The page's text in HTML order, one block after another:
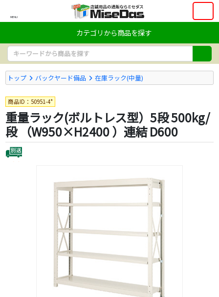
MENU
カテゴリから商品を探す
トップ バックヤード備品 在庫ラック(中量)
商品ID：50951-4*
重量ラック(ボルトレス型）5段 500kg/
段 （W950×H2400 ）連結 D600